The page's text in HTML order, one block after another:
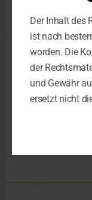
handelt es sich
sondern um
einer Krankheit.
fundstelle
FG Münster
Der Inhalt des
ist nach
worden. Die
der
und Gewähr
ersetzt nicht